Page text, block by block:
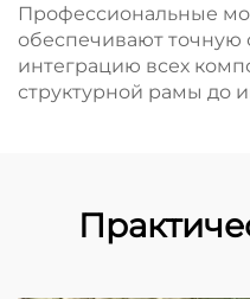
Профессиональные
обеспечивают точную
интеграцию всех
структурной рамы до